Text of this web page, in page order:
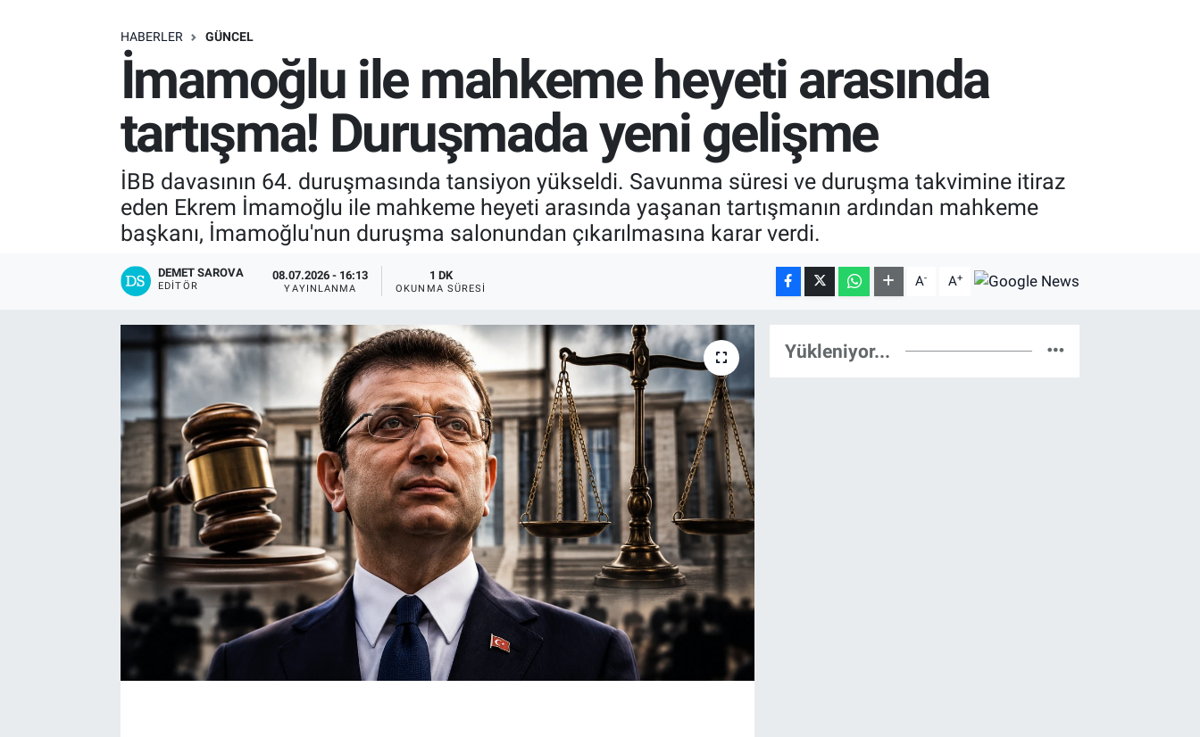
HABERLER GÜNCEL
İmamoğlu ile mahkeme heyeti arasında
tartışma! Duruşmada yeni gelişme
İBB davasının 64. duruşmasında tansiyon yükseldi. Savunma süresi ve duruşma takvimine itiraz
eden Ekrem İmamoğlu ile mahkeme heyeti arasında yaşanan tartışmanın ardından mahkeme
başkanı, İmamoğlu'nun duruşma salonundan çıkarılmasına karar verdi.
DEMET SAROVA
EDITÖR
08.07.2026 - 16:13
YAYINLANMA
1 DK
OKUNMA SÜRESI A- A+
Yükleniyor...
ÖZEL HABER
RESMİ İLANLAR
Bize ulaşın
İletişim/Künye
Gözden Kaçmasın
İletişim (Künye)